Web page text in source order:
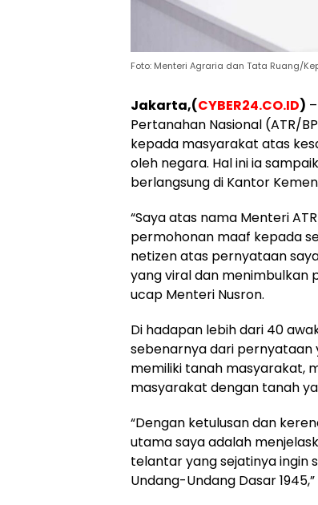
Foto: Menteri Agraria dan Tata Ruang/
Jakarta,(CYBER24.CO.ID)
Pertanahan Nasional (ATR/
kepada masyarakat atas
oleh negara. Hal ini ia
berlangsung di Kantor
“Saya atas nama Menteri
permohonan maaf kepada
netizen atas pernyataan
yang viral dan menimbulkan
ucap Menteri Nusron.
Di hadapan lebih dari 40
sebenarnya dari
memiliki tanah masyarakat,
masyarakat dengan tanah
“Dengan ketulusan dan
utama saya adalah
telantar yang sejatinya ingin
Undang-Undang Dasar